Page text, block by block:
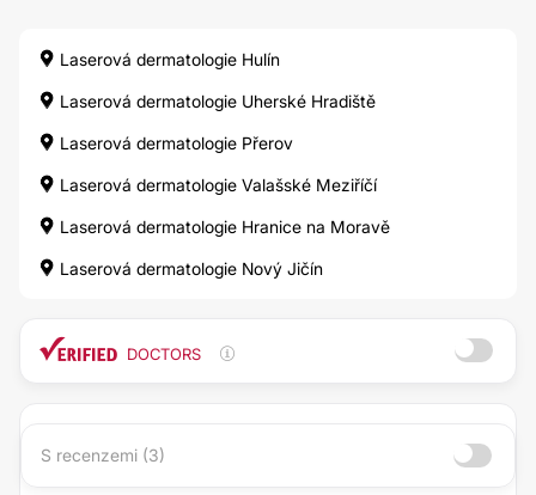
Laserová dermatologie Hulín
Laserová dermatologie Uherské Hradiště
Laserová dermatologie Přerov
Laserová dermatologie Valašské Meziříčí
Laserová dermatologie Hranice na Moravě
Laserová dermatologie Nový Jičín
DOCTORS
S recenzemi (3)